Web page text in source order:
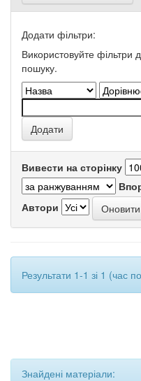
Додати фільтри:
Використовуйте фільтри
пошуку.
Вивести на сторінку
Автори
Результати 1-1 зі 1 (час
Знайдені матеріали: